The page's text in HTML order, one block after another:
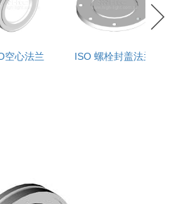
空心法兰 ISO 螺栓封盖法兰